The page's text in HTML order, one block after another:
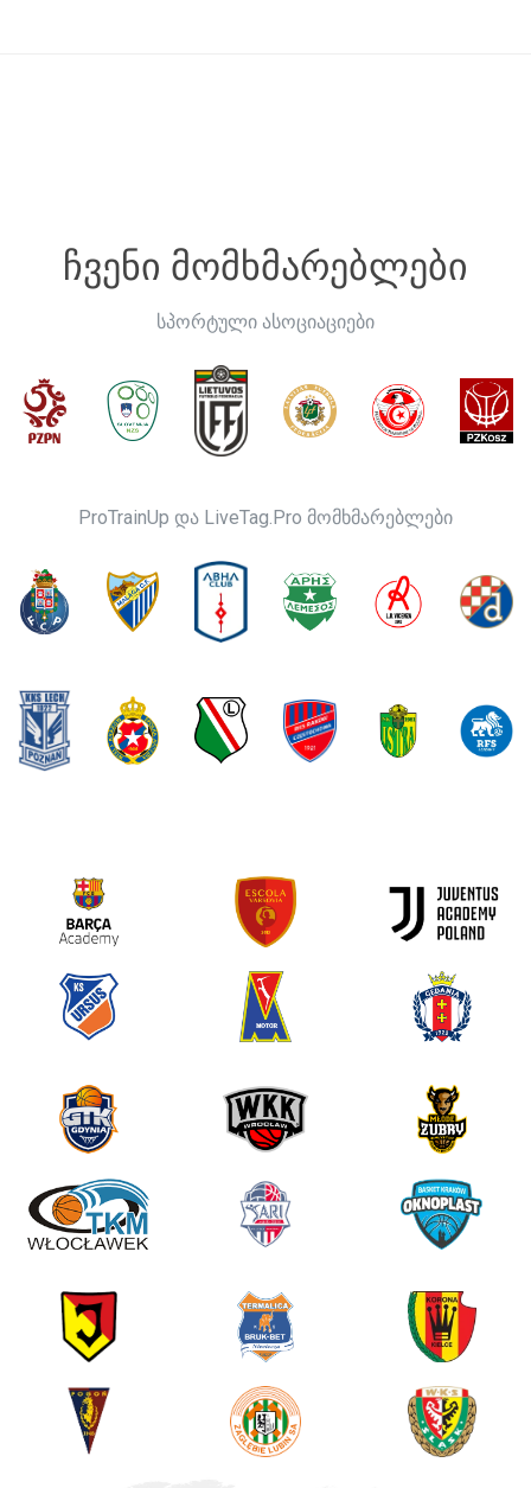
ჩვენი მომხმარებლები
სპორტული ასოციაციები
ProTrainUp და LiveTag.Pro მომხმარებლები